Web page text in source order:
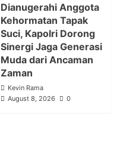
Dianugerahi Anggota
Kehormatan Tapak
Suci, Kapolri Dorong
Sinergi Jaga Generasi
Muda dari Ancaman
Zaman
Kevin Rama
August 8, 2026
0